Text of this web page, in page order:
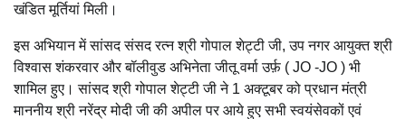
खंडित मूर्तियां मिली।
इस अभियान में सांसद संसद रत्न श्री गोपाल शेट्टी जी, उप नगर आयुक्त श्री
विश्वास शंकरवार और बॉलीवुड अभिनेता जीतू वर्मा उर्फ़ ( JO -JO ) भी
शामिल हुए। सांसद श्री गोपाल शेट्टी जी ने 1 अक्टूबर को प्रधान मंत्री
माननीय श्री नरेंद्र मोदी जी की अपील पर आये हुए सभी स्वयंसेवकों एवं